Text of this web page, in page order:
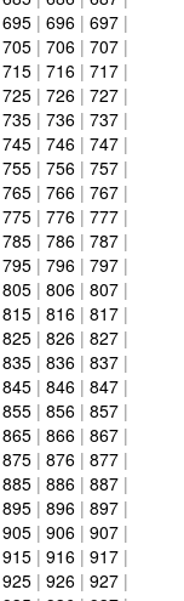
695 | 696 | 697 |
705 | 706 | 707 |
715 | 716 | 717 |
725 | 726 | 727 |
735 | 736 | 737 |
745 | 746 | 747 |
755 | 756 | 757 |
765 | 766 | 767 |
775 | 776 | 777 |
785 | 786 | 787 |
795 | 796 | 797 |
805 | 806 | 807 |
815 | 816 | 817 |
825 | 826 | 827 |
835 | 836 | 837 |
845 | 846 | 847 |
855 | 856 | 857 |
865 | 866 | 867 |
875 | 876 | 877 |
885 | 886 | 887 |
895 | 896 | 897 |
905 | 906 | 907 |
915 | 916 | 917 |
925 | 926 | 927 |